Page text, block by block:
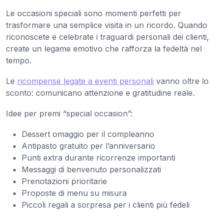
Le occasioni speciali sono momenti perfetti per
trasformare una semplice visita in un ricordo. Quando
riconoscete e celebrate i traguardi personali dei clienti,
create un legame emotivo che rafforza la fedeltà nel
tempo.
Le ricompense legate a eventi personali vanno oltre lo
sconto: comunicano attenzione e gratitudine reale.
Idee per premi “special occasion”:
Dessert omaggio per il compleanno
Antipasto gratuito per l’anniversario
Punti extra durante ricorrenze importanti
Messaggi di benvenuto personalizzati
Prenotazioni prioritarie
Proposte di menu su misura
Piccoli regali a sorpresa per i clienti più fedeli